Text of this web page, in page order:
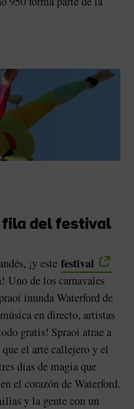
fila del festival
¡y este festival
Uno de los carnavales
inunda Waterford de
en directo, artistas
gratis! Spraoi atrae a
el arte callejero y el
días de magia que
el corazón de Waterford.
y la gente con un